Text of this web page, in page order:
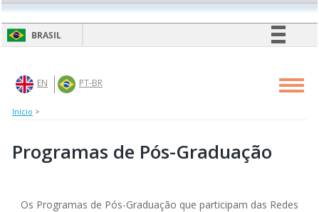
Pular
para
BRASIL
Legislação
EN PT-BR
Início >
Programas de Pós-Graduação
Os Programas de Pós-Graduação que participam das Redes